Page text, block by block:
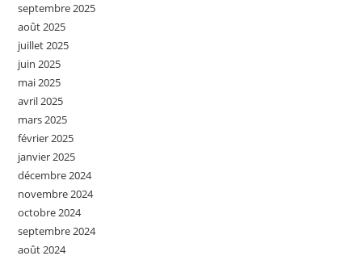
septembre 2025
août 2025
juillet 2025
juin 2025
mai 2025
avril 2025
mars 2025
février 2025
janvier 2025
décembre 2024
novembre 2024
octobre 2024
septembre 2024
août 2024